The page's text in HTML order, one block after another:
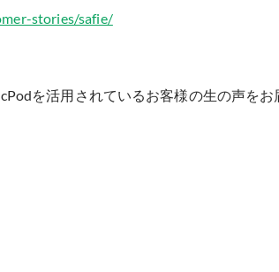
stories/safie/
を活用されているお客様の生の声をお